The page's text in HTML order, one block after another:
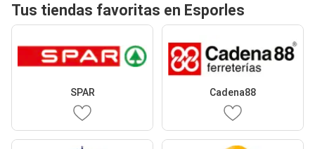
Tus tiendas favoritas en Esporles
SPAR Cadena88